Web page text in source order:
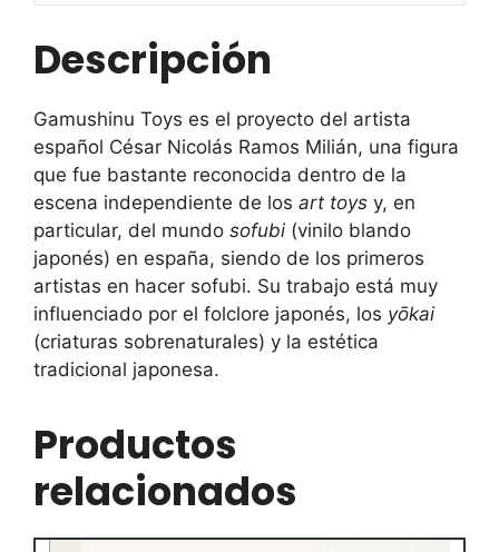
Descripción
Gamushinu Toys es el proyecto del artista
español César Nicolás Ramos Milián, una figura
que fue bastante reconocida dentro de la
escena independiente de los art toys y, en
particular, del mundo sofubi (vinilo blando
japonés) en españa, siendo de los primeros
artistas en hacer sofubi. Su trabajo está muy
influenciado por el folclore japonés, los yōkai
(criaturas sobrenaturales) y la estética
tradicional japonesa.
Productos
relacionados